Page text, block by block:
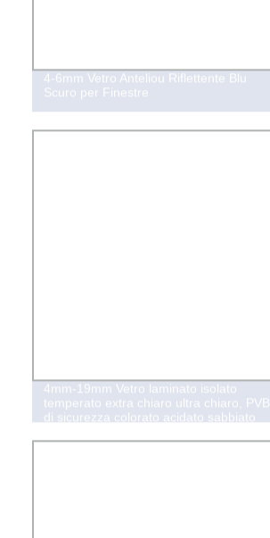
4-6mm Vetro Anteliou Riflettente Blu
Scuro per Finestre
4mm-19mm Vetro laminato isolato
temperato extra chiaro ultra chiaro, PVB
di sicurezza colorato acidato sabbiato